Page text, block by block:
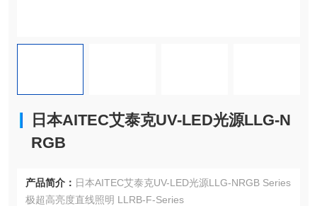
日本AITEC艾泰克UV-LED光源LLG-N
RGB
产品简介： 日本AITEC艾泰克UV-LED光源LLG-NRGB Series
极超高亮度直线照明 LLRB-F-Series